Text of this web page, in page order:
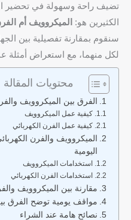
تضيف راحة وسهولة في تحضير
الكثيرين هو: الميكروويف أم
سنقوم بمقارنة تفصيلية بين
لكل منهما، مع استعراض
محتويات المقالة
الفرق بين الميكروويف
كيفية عمل الميكروويف
كيفية عمل الفرن الكهربائي
الميكروويف والفرن
اليومية
استخدامات الميكروويف
استخدامات الفرن الكهربائي
مقارنة بين الميكروويف
مواقف يومية توضح الفرق
نصائح هامة عند الشراء